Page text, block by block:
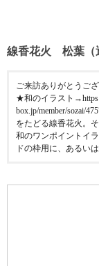
線香花火 松葉（
ご来訪ありがとうご
★和のイラスト
box.jp/member/sozai/
をたどる線香花火。
和のワンポイントイ
ドの枠用に、あるい